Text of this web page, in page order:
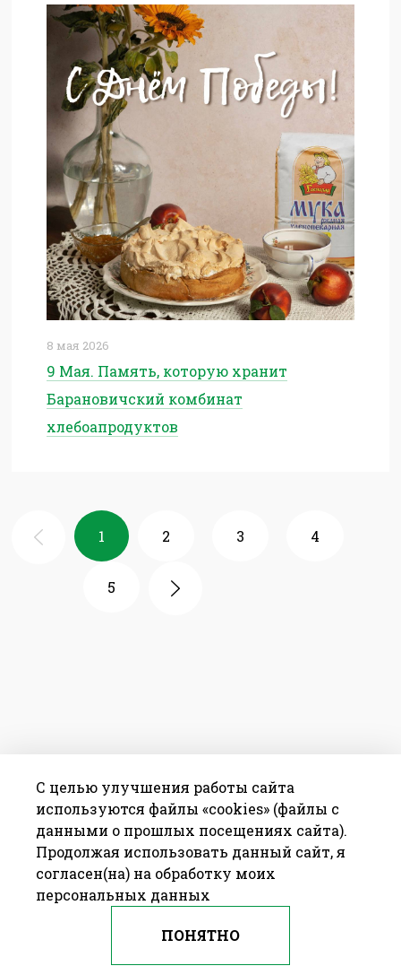
8 мая 2026
9 Мая. Память, которую хранит
Барановичский комбинат
хлебоапродуктов
1 2 3 4
5
С целью улучшения работы сайта
используются файлы «cookies» (файлы с
данными о прошлых посещениях сайта).
Продолжая использовать данный сайт, я
согласен(на) на обработку моих
персональных данных
ПОНЯТНО